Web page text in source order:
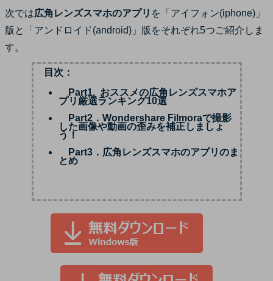
次では広角レンズスマホのアプリ を「アイフォン(iphone)」
版と「アンドロイド(android)」版をそれぞれ5つご紹介しま
す。
目次：
Part1. おススメの広角レンズスマホア
プリ厳選ランキング10選
Part2．Wondershare Filmoraで撮影
した画像や動画の歪みを補正しましょ
う！
Part3．広角レンズスマホのアプリのま
とめ